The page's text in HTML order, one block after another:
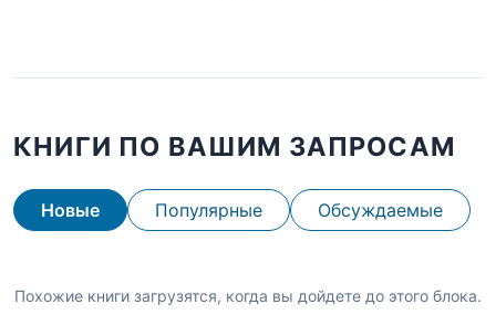
КНИГИ ПО ВАШИМ ЗАПРОСАМ
Новые Популярные Обсуждаемые
Похожие книги загрузятся, когда вы дойдете до этого блока.